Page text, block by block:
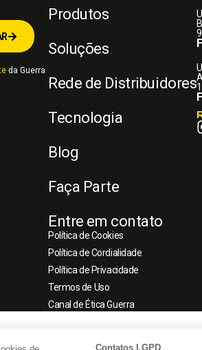
da Guerra
Produtos
Soluções
Rede de Distribuidores
Tecnologia
Blog
Faça Parte
Entre em contato
Política de Cookies
Política de Cordialidade
Política de Privacidade
Termos de Uso
Canal de Ética Guerra
Contatos LGPD